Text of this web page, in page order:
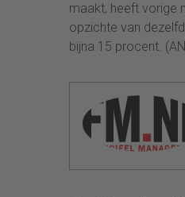
maakt, heeft vorige
opzichte van
bijna 15 procent.